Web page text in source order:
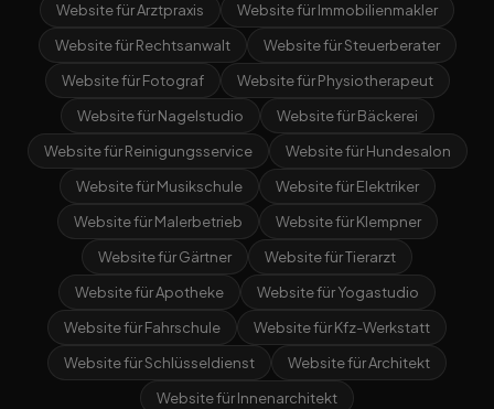
Website für Arztpraxis
Website für Immobilienmakler
Website für Rechtsanwalt
Website für Steuerberater
Website für Fotograf
Website für Physiotherapeut
Website für Nagelstudio
Website für Bäckerei
Website für Reinigungsservice
Website für Hundesalon
Website für Musikschule
Website für Elektriker
Website für Malerbetrieb
Website für Klempner
Website für Gärtner
Website für Tierarzt
Website für Apotheke
Website für Yogastudio
Website für Fahrschule
Website für Kfz-Werkstatt
Website für Schlüsseldienst
Website für Architekt
Website für Innenarchitekt